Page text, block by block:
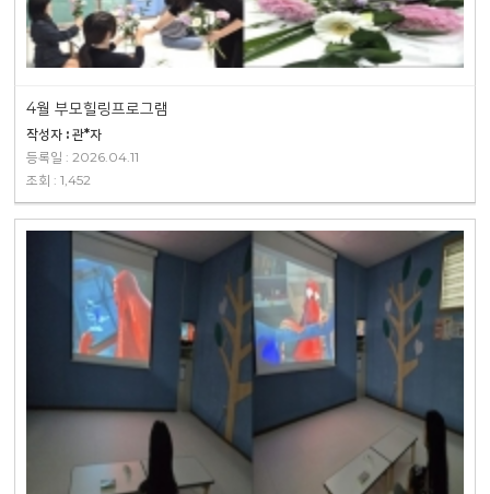
4월 부모힐링프로그램
작성자 : 관*자
등록일 : 2026.04.11
조회 : 1,452